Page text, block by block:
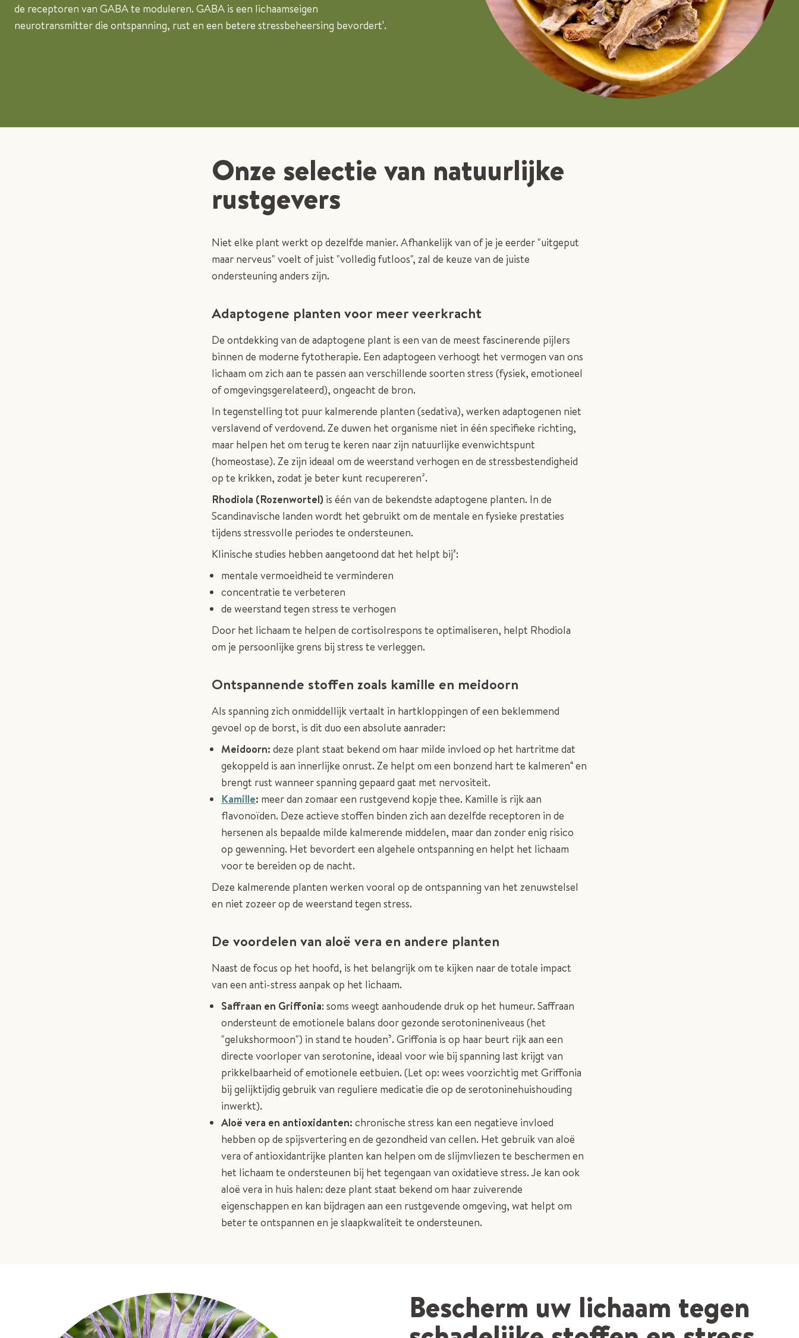
de receptoren van GABA te moduleren. GABA is een lichaamseigen
neurotransmitter die ontspanning, rust en een betere stressbeheersing bevordert¹.
Onze selectie van natuurlijke
rustgevers
Niet elke plant werkt op dezelfde manier. Afhankelijk van of je je eerder "uitgeput
maar nerveus" voelt of juist "volledig futloos", zal de keuze van de juiste
ondersteuning anders zijn.
Adaptogene planten voor meer veerkracht
De ontdekking van de adaptogene plant is een van de meest fascinerende pijlers
binnen de moderne fytotherapie. Een adaptogeen verhoogt het vermogen van ons
lichaam om zich aan te passen aan verschillende soorten stress (fysiek, emotioneel
of omgevingsgerelateerd), ongeacht de bron.
In tegenstelling tot puur kalmerende planten (sedativa), werken adaptogenen niet
verslavend of verdovend. Ze duwen het organisme niet in één specifieke richting,
maar helpen het om terug te keren naar zijn natuurlijke evenwichtspunt
(homeostase). Ze zijn ideaal om de weerstand verhogen en de stressbestendigheid
op te krikken, zodat je beter kunt recupereren².
Rhodiola (Rozenwortel) is één van de bekendste adaptogene planten. In de
Scandinavische landen wordt het gebruikt om de mentale en fysieke prestaties
tijdens stressvolle periodes te ondersteunen.
Klinische studies hebben aangetoond dat het helpt bij³:
mentale vermoeidheid te verminderen
concentratie te verbeteren
de weerstand tegen stress te verhogen
Door het lichaam te helpen de cortisolrespons te optimaliseren, helpt Rhodiola
om je persoonlijke grens bij stress te verleggen.
Ontspannende stoffen zoals kamille en meidoorn
Als spanning zich onmiddellijk vertaalt in hartkloppingen of een beklemmend
gevoel op de borst, is dit duo een absolute aanrader:
Meidoorn: deze plant staat bekend om haar milde invloed op het hartritme dat
gekoppeld is aan innerlijke onrust. Ze helpt om een bonzend hart te kalmeren⁴ en
brengt rust wanneer spanning gepaard gaat met nervositeit.
Kamille: meer dan zomaar een rustgevend kopje thee. Kamille is rijk aan
flavonoïden. Deze actieve stoffen binden zich aan dezelfde receptoren in de
hersenen als bepaalde milde kalmerende middelen, maar dan zonder enig risico
op gewenning. Het bevordert een algehele ontspanning en helpt het lichaam
voor te bereiden op de nacht.
Deze kalmerende planten werken vooral op de ontspanning van het zenuwstelsel
en niet zozeer op de weerstand tegen stress.
De voordelen van aloë vera en andere planten
Naast de focus op het hoofd, is het belangrijk om te kijken naar de totale impact
van een anti-stress aanpak op het lichaam.
Saffraan en Griffonia: soms weegt aanhoudende druk op het humeur. Saffraan
ondersteunt de emotionele balans door gezonde serotonineniveaus (het
"gelukshormoon") in stand te houden⁵. Griffonia is op haar beurt rijk aan een
directe voorloper van serotonine, ideaal voor wie bij spanning last krijgt van
prikkelbaarheid of emotionele eetbuien. (Let op: wees voorzichtig met Griffonia
bij gelijktijdig gebruik van reguliere medicatie die op de serotoninehuishouding
inwerkt).
Aloë vera en antioxidanten: chronische stress kan een negatieve invloed
hebben op de spijsvertering en de gezondheid van cellen. Het gebruik van aloë
vera of antioxidantrijke planten kan helpen om de slijmvliezen te beschermen en
het lichaam te ondersteunen bij het tegengaan van oxidatieve stress. Je kan ook
aloë vera in huis halen: deze plant staat bekend om haar zuiverende
eigenschappen en kan bijdragen aan een rustgevende omgeving, wat helpt om
beter te ontspannen en je slaapkwaliteit te ondersteunen.
Bescherm uw lichaam tegen